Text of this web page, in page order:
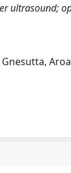
ultrasound;